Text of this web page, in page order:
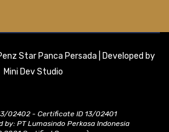
Star Panca Persada | Developed by
Mini Dev Studio
02402 - Certificate ID 13/02401
by: PT Lumasindo Perkasa Indonesia